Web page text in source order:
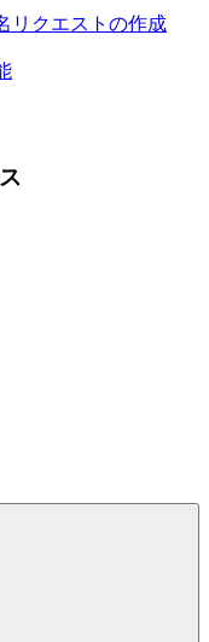
リクエストの作成